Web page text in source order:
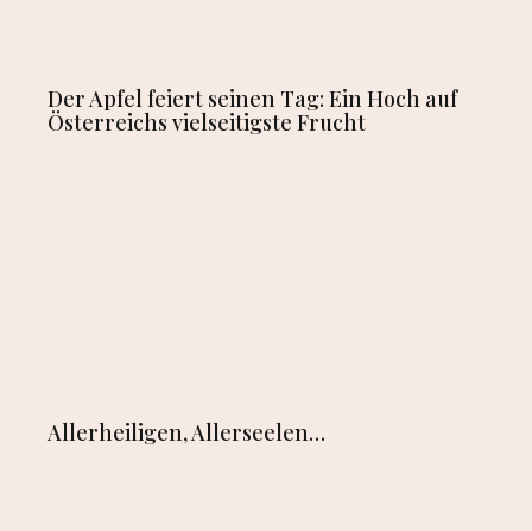
Der Apfel feiert seinen Tag: Ein Hoch auf
Österreichs vielseitigste Frucht
Allerheiligen, Allerseelen…